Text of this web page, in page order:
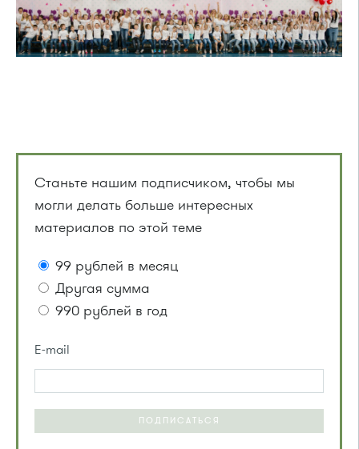
Станьте нашим подписчиком, чтобы мы
могли делать больше интересных
материалов по этой теме
99 рублей в месяц
Другая сумма
990 рублей в год
E-mail
ПОДПИСАТЬСЯ